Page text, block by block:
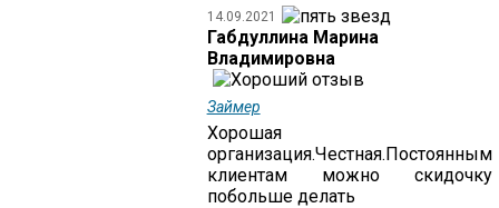
14.09.2021
Габдуллина Марина
Владимировна
Займер
Хорошая
организация.Честная.Постоянным
клиентам можно скидочку
побольше делать